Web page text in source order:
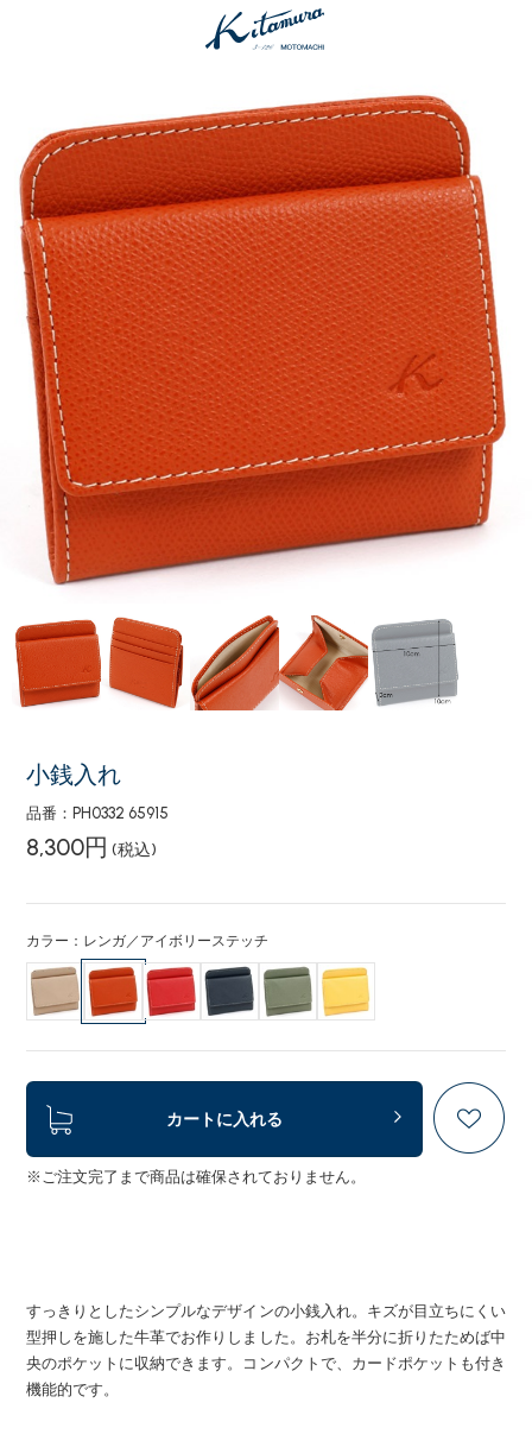
小銭入れ
品番：PH0332 65915
8,300円 (税込)
カラー：レンガ／アイボリーステッチ
カートに入れる
※ご注文完了まで商品は確保されておりません。
すっきりとしたシンプルなデザインの小銭入れ。キズが目立ちにくい
型押しを施した牛革でお作りしました。お札を半分に折りたためば中
央のポケットに収納できます。コンパクトで、カードポケットも付き
機能的です。